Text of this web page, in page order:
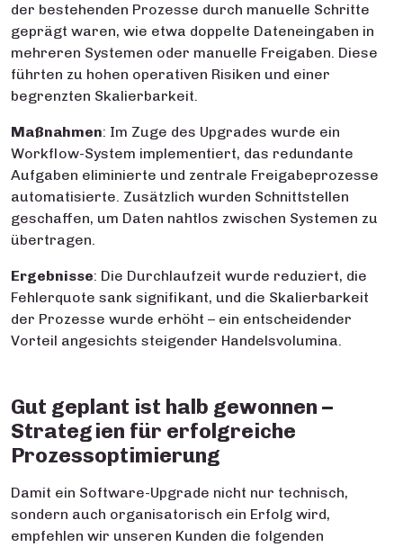
der bestehenden Prozesse durch manuelle Schritte
geprägt waren, wie etwa doppelte Dateneingaben in
mehreren Systemen oder manuelle Freigaben. Diese
führten zu hohen operativen Risiken und einer
begrenzten Skalierbarkeit.
Maßnahmen: Im Zuge des Upgrades wurde ein
Workflow-System implementiert, das redundante
Aufgaben eliminierte und zentrale Freigabeprozesse
automatisierte. Zusätzlich wurden Schnittstellen
geschaffen, um Daten nahtlos zwischen Systemen zu
übertragen.
Ergebnisse: Die Durchlaufzeit wurde reduziert, die
Fehlerquote sank signifikant, und die Skalierbarkeit
der Prozesse wurde erhöht – ein entscheidender
Vorteil angesichts steigender Handelsvolumina.
Gut geplant ist halb gewonnen –
Strategien für erfolgreiche
Prozessoptimierung
Damit ein Software-Upgrade nicht nur technisch,
sondern auch organisatorisch ein Erfolg wird,
empfehlen wir unseren Kunden die folgenden